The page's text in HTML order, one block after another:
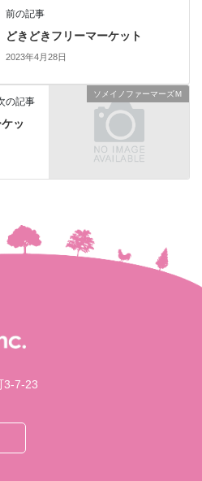
前の記事
どきどきフリーマーケット
2023年4月28日
ソメイノファーマーズＭ
の記事
ッ
3-7-23